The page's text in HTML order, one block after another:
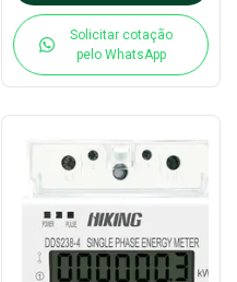
Solicitar cotação
pelo WhatsApp